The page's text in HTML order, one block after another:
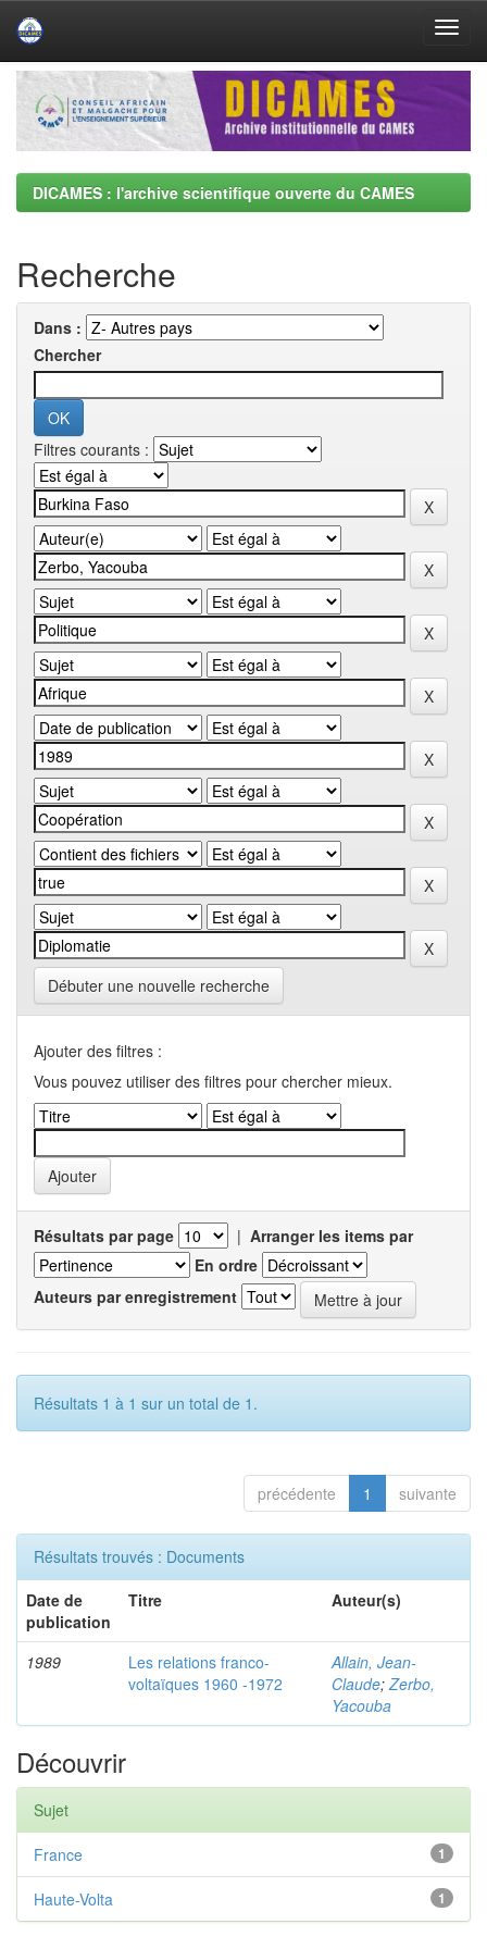
Skip
navigation
DICAMES : l'archive scientifique ouverte du CAMES
Recherche
Dans :
Chercher
Filtres courants :
Débuter une nouvelle recherche
Ajouter des filtres :
Vous pouvez utiliser des filtres pour chercher mieux.
Résultats par page | Arranger les items par
En ordre
Auteurs par enregistrement
Résultats 1 à 1 sur un total de 1.
précédente 1 suivante
Résultats trouvés : Documents
Date de
publication
Titre Auteur(s)
1989
Les relations franco-
voltaïques 1960 -1972
Allain, Jean-
Claude; Zerbo,
Yacouba
Découvrir
Sujet
1
France
1
Haute-Volta